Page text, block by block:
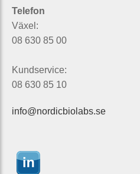
Telefon
Växel:
08 630 85 00
Kundservice:
08 630 85 10
info@nordicbiolabs.se